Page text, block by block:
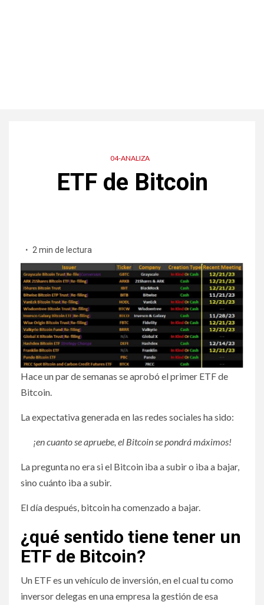
04-ANALIZA
ETF de Bitcoin
2 min de lectura
Hace un par de semanas se aprobó el primer ETF de
Bitcoin.
La expectativa generada en las redes sociales ha sido:
¡en cuanto se apruebe, el Bitcoin se pondrá máximos!
La pregunta no era si el Bitcoin iba a subir o iba a bajar,
sino cuánto iba a subir.
El día después, bitcoin ha comenzado a bajar.
¿qué sentido tiene tener un
ETF de Bitcoin?
Un ETF es un vehículo de inversión, en el cual tu como
inversor delegas en una empresa la gestión de esa